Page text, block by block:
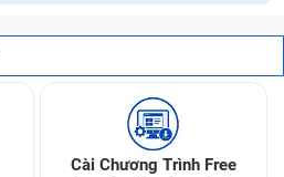
Cài Chương Trình Free